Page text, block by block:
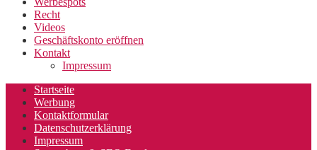
Recht
Videos
Geschäftskonto eröffnen
Kontakt
Impressum
Startseite
Werbung
Kontaktformular
Datenschutzerklärung
Impressum